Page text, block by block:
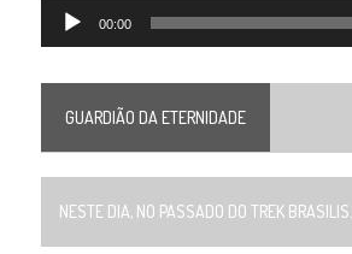
00:00
GUARDIÃO DA ETERNIDADE
NESTE DIA, NO PASSADO DO TREK BRASILIS...